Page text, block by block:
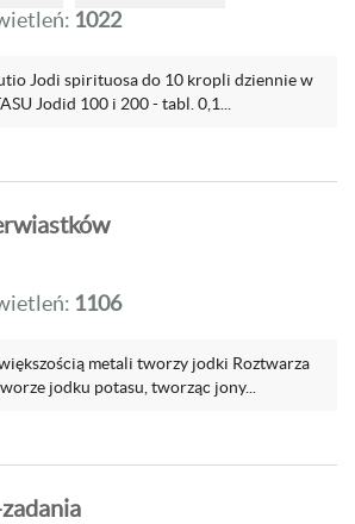
1022
Jodi spirituosa do 10 kropli dziennie w
Jodid 100 i 200 - tabl. 0,1...
1106
większością metali tworzy jodki Roztwarza
jodku potasu, tworząc jony...